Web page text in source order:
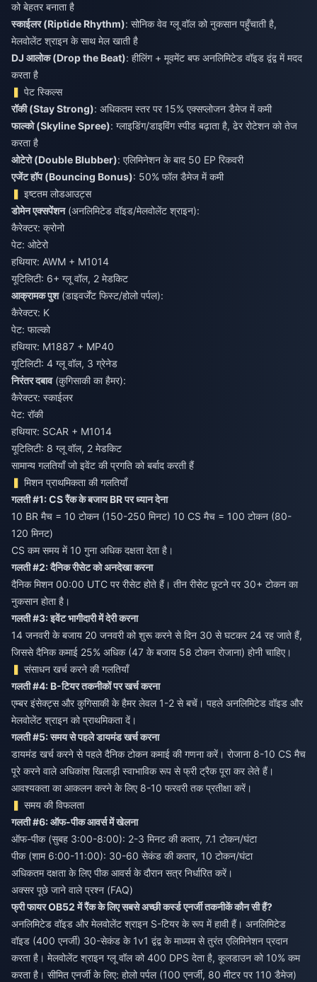
को बेहतर बनाता है
स्काईलर (Riptide Rhythm): सोनिक वेव ग्लू वॉल को नुकसान पहुँचाती है,
मेलवोलेंट श्राइन के साथ मेल खाती है
DJ आलोक (Drop the Beat): हीलिंग + मूवमेंट बफ अनलिमिटेड वॉइड द्वंद्व में मदद
करता है
पेट स्किल्स
रॉकी (Stay Strong): अधिकतम स्तर पर 15% एक्सप्लोजन डैमेज में कमी
फाल्को (Skyline Spree): ग्लाइडिंग/डाइविंग स्पीड बढ़ाता है, ढेर रोटेशन को तेज
करता है
ओटेरो (Double Blubber): एलिमिनेशन के बाद 50 EP रिकवरी
एजेंट हॉप (Bouncing Bonus): 50% फॉल डैमेज में कमी
इष्टतम लोडआउट्स
डोमेन एक्सपेंशन(अनलिमिटेड वॉइड/मेलवोलेंट श्राइन):
कैरेक्टर: क्रोनो
पेट: ओटेरो
हथियार: AWM + M1014
यूटिलिटी: 6+ ग्लू वॉल, 2 मेडकिट
आक्रामक पुश(डाइवर्जेंट फिस्ट/होलो पर्पल):
कैरेक्टर: K
पेट: फाल्को
हथियार: M1887 + MP40
यूटिलिटी: 4 ग्लू वॉल, 3 ग्रेनेड
निरंतर दबाव(कुगिसाकी का हैमर):
कैरेक्टर: स्काईलर
पेट: रॉकी
हथियार: SCAR + M1014
यूटिलिटी: 8 ग्लू वॉल, 2 मेडकिट
सामान्य गलतियाँ जो इवेंट की प्रगति को बर्बाद करती हैं
मिशन प्राथमिकता की गलतियाँ
गलती #1: CS रैंक के बजाय BR पर ध्यान देना
10 BR मैच = 10 टोकन (150-250 मिनट) 10 CS मैच = 100 टोकन (80-
120 मिनट)
CS कम समय में 10 गुना अधिक दक्षता देता है।
गलती #2: दैनिक रीसेट को अनदेखा करना
दैनिक मिशन 00:00 UTC पर रीसेट होते हैं। तीन रीसेट छूटने पर 30+ टोकन का
नुकसान होता है।
गलती #3: इवेंट भागीदारी में देरी करना
14 जनवरी के बजाय 20 जनवरी को शुरू करने से दिन 30 से घटकर 24 रह जाते हैं,
जिससे दैनिक कमाई 25% अधिक (47 के बजाय 58 टोकन रोजाना) होनी चाहिए।
संसाधन खर्च करने की गलतियाँ
गलती #4: B-टियर तकनीकों पर खर्च करना
एम्बर इंसेक्ट्स और कुगिसाकी के हैमर लेवल 1-2 से बचें। पहले अनलिमिटेड वॉइड और
मेलवोलेंट श्राइन को प्राथमिकता दें।
गलती #5: समय से पहले डायमंड खर्च करना
डायमंड खर्च करने से पहले दैनिक टोकन कमाई की गणना करें। रोजाना 8-10 CS मैच
पूरे करने वाले अधिकांश खिलाड़ी स्वाभाविक रूप से फ्री ट्रैक पूरा कर लेते हैं।
आवश्यकता का आकलन करने के लिए 8-10 फरवरी तक प्रतीक्षा करें।
समय की विफलता
गलती #6: ऑफ-पीक आवर्स में खेलना
ऑफ-पीक (सुबह 3:00-8:00): 2-3 मिनट की कतार, 7.1 टोकन/घंटा
पीक (शाम 6:00-11:00): 30-60 सेकंड की कतार, 10 टोकन/घंटा
अधिकतम दक्षता के लिए पीक आवर्स के दौरान सत्र निर्धारित करें।
अक्सर पूछे जाने वाले प्रश्न (FAQ)
फ्री फायर OB52 में रैंक के लिए सबसे अच्छी कर्स्ड एनर्जी तकनीकें कौन सी हैं?
अनलिमिटेड वॉइड और मेलवोलेंट श्राइन S-टियर के रूप में हावी हैं। अनलिमिटेड
वॉइड (400 एनर्जी) 30-सेकंड के 1v1 द्वंद्व के माध्यम से तुरंत एलिमिनेशन प्रदान
करता है। मेलवोलेंट श्राइन ग्लू वॉल को 400 DPS देता है, कूलडाउन को 10% कम
करता है। सीमित एनर्जी के लिए: होलो पर्पल (100 एनर्जी, 80 मीटर पर 110 डैमेज)